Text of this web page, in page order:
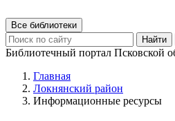
Все библиотеки
Найти
Библиотечный портал Псковской
Главная
Локнянский район
Информационные ресурсы